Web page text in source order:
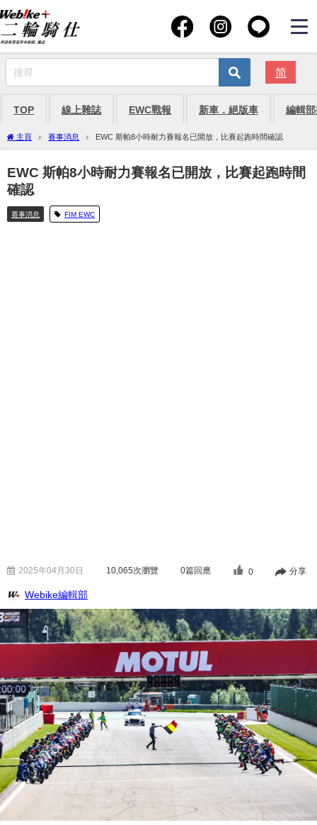
简
TOP 線上雜誌 EWC戰報 新車．絕版車 編輯
主頁 賽事消息 EWC 斯帕8小時耐力賽報名已開放，比賽起跑時間確認
EWC 斯帕8小時耐力賽報名已開放，比賽起跑時間
確認
賽事消息 FIM EWC
2025年04月30日 10,065次瀏覽 0篇回應 0 分享
Webike編輯部